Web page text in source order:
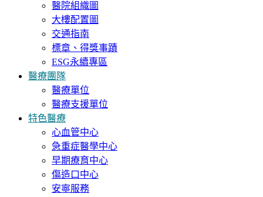
醫院組織圖
大樓配置圖
交通指南
標章、得獎事蹟
ESG永續專區
醫療團隊
醫療單位
醫療支援單位
特色醫療
心血管中心
急重症醫學中心
早期療育中心
傷造口中心
安寧服務